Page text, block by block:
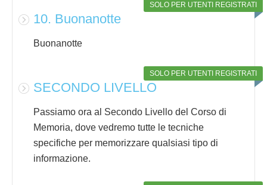
SOLO PER UTENTI REGISTRATI
10. Buonanotte
Buonanotte
SOLO PER UTENTI REGISTRATI
SECONDO LIVELLO
Passiamo ora al Secondo Livello del Corso di
Memoria, dove vedremo tutte le tecniche
specifiche per memorizzare qualsiasi tipo di
informazione.